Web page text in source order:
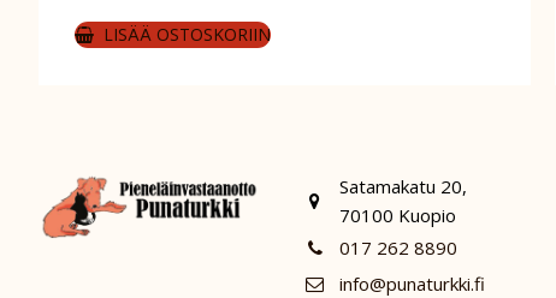
LISÄÄ OSTOSKORIIN
Satamakatu 20,
70100 Kuopio
017 262 8890
info@punaturkki.fi